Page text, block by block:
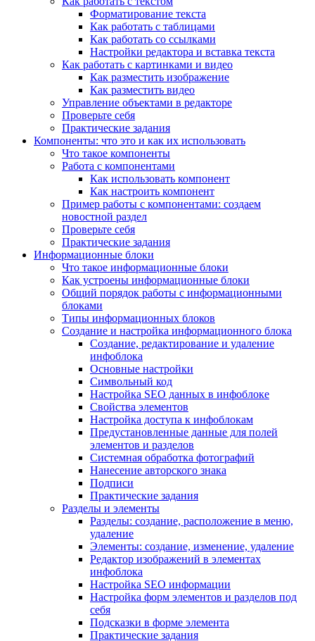
Форматирование текста
Как работать с таблицами
Как работать со ссылками
Настройки редактора и вставка текста
Как работать с картинками и видео
Как разместить изображение
Как разместить видео
Управление объектами в редакторе
Проверьте себя
Практические задания
Компоненты: что это и как их использовать
Что такое компоненты
Работа с компонентами
Как использовать компонент
Как настроить компонент
Пример работы с компонентами: создаем
новостной раздел
Проверьте себя
Практические задания
Информационные блоки
Что такое информационные блоки
Как устроены информационные блоки
Общий порядок работы с информационными
блоками
Типы информационных блоков
Создание и настройка информационного блока
Создание, редактирование и удаление
инфоблока
Основные настройки
Символьный код
Настройка SEO данных в инфоблоке
Свойства элементов
Настройка доступа к инфоблокам
Предустановленные данные для полей
элементов и разделов
Системная обработка фотографий
Нанесение авторского знака
Подписи
Практические задания
Разделы и элементы
Разделы: создание, расположение в меню,
удаление
Элементы: создание, изменение, удаление
Редактор изображений в элементах
инфоблока
Настройка SEO информации
Настройка форм элементов и разделов под
себя
Подсказки в форме элемента
Практические задания